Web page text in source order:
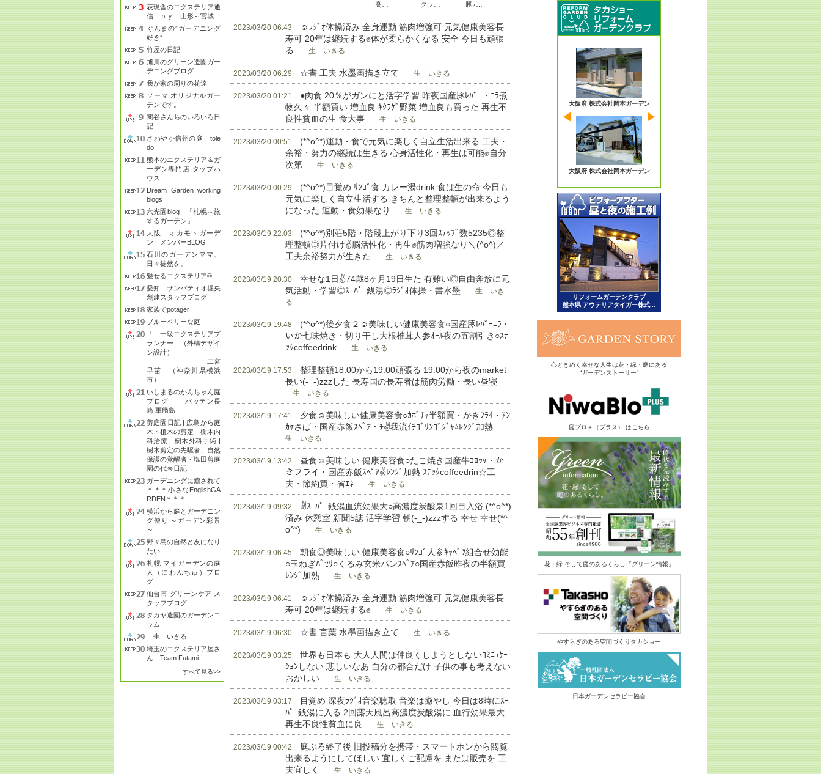
表現舎のエクステリア通
信 ｂｙ 山形～宮城
ぐんまの”ガーデニング
好き”
竹屋の日記
旭川のグリーン造園ガー
デニングブログ
我が家の周りの花達
ソーマ オリジナルガー
デンです。
関谷さんちのいろいろ日
記
さわやか信州の庭 tole
do
熊本のエクステリア＆ガ
ーデン専門店 タップハ
ウス
Dream Garden working
blogs
六光園blog 「札幌～旅
するガーデン」
大阪 オカモトガーデ
ン メンバーBLOG
石川のガーデンママ、
日々徒然を。
魅せるエクステリア®
愛知 サンパティオ堀央
創建スタッフブログ
家族でpotager
ブルーベリーな庭
「 一級エクステリアプ
ランナー （外構デザイ
ン設計） 」
二宮
早苗 （神奈川県横浜
市）
いしまるのかんちゃん庭
ブログ バッテン長
崎 軍艦島
剪庭園日記 | 広島から庭
木・植木の剪定｜樹木内
科治療、樹木外科手術 |
樹木剪定の先駆者、自然
保護の覚醒者・塩田剪庭
園の代表日記
ガーデニングに癒されて
＊＊＊小さなEnglishGA
RDEN＊＊＊
横浜から庭とガーデニン
グ便り ～ガーデン彩景
～
野々島の自然と友になり
たい
札幌 マイガーデンの庭
人（にわんちゅ）ブロ
グ
仙台市 グリーンケア ス
タッフブログ
タカヤ造園のガーデンコ
ラム
生 いきる
埼玉のエクステリア屋さ
ん Team Futami
すべて見る>>
高…
クラ…
豚ﾚ…
2023/03/20 06:43
☺ﾗｼﾞｵ体操済み 全身運動 筋肉増強可 元気健康美容長
寿可 20年は継続する✊体が柔らかくなる 安全 今日も頑張
る
生 いきる
2023/03/20 06:29 ☆書 工夫 水墨画描き立て 生 いきる
2023/03/20 01:21
●肉食 20％がガンにと活字学習 昨夜国産豚ﾚﾊﾞｰ・ﾆﾗ煮
物久々 半額買い 増血良 ｷｸﾗｹﾞ野菜 増血良も買った 再生不
良性貧血の生 食大事 生 いきる
2023/03/20 00:51
(*^o^*)運動・食で元気に楽しく自立生活出来る 工夫・
余裕・努力の継続は生きる 心身活性化・再生は可能✊自分
次第 生 いきる
2023/03/20 00:29
(*^o^*)目覚め ﾘﾝｺﾞ食 カレー湯drink 食は生の命 今日も
元気に楽しく自立生活する きちんと整理整頓が出来るよう
になった 運動・食効果なり
生 いきる
2023/03/19 22:03
(*^o^*)別荘5階・階段上がり下り3回ｽﾃｯﾌﾟ数5235◎整
理整頓◎片付け✌脳活性化・再生✊筋肉増強なり＼(^o^)／
工夫余裕努力が生きた
生 いきる
2023/03/19 20:30
幸せな1日✌74歳8ヶ月19日生た 有難い◎自由奔放に元
気活動・学習◎ｽｰﾊﾟｰ銭湯◎ﾗｼﾞｵ体操・書水墨 生 いき
る
2023/03/19 19:48
(*^o^*)後夕食２☺美味しい健康美容食○国産豚ﾚﾊﾞｰﾆﾗ・
いか七味焼き・切り干し大根椎茸人参ｵｰﾙ夜の五割引き○ｽﾃ
ｯｸcoffeedrink 生 いきる
2023/03/19 17:53
整理整頓18:00から19:00頑張る 19:00から夜のmarket
長い(-_-)zzzした 長寿国の長寿者は筋肉労働・長い昼寝
生 いきる
2023/03/19 17:41
夕食☺美味しい健康美容食○ｶﾎﾞﾁｬ半額買・かきﾌﾗｲ・ｱﾝ
ｶｹさば・国産赤飯ｽﾍﾟｱ・ﾁ✌我流ｲﾁｺﾞﾘﾝｺﾞｼﾞｬﾑﾚﾝｼﾞ加熱
生 いきる
2023/03/19 13:42
昼食☺美味しい 健康美容食○たこ焼き国産牛ｺﾛｯｹ・か
きフライ・国産赤飯ｽﾍﾟｱ✌ﾚﾝｼﾞ加熱 ｽﾃｯｸcoffeedrin☆工
夫・節約買・省ｴﾈ 生 いきる
2023/03/19 09:32
✌ｽｰﾊﾟｰ銭湯血流効果大○高濃度炭酸泉1回目入浴 (*^o^*)
済み 休憩室 新聞5誌 活字学習 朝(-_-)zzzする 幸せ 幸せ(*^
o^*) 生 いきる
2023/03/19 06:45
朝食◎美味しい 健康美容食○ﾘﾝｺﾞ人参ｷｬﾍﾞﾂ組合せ効能
○玉ねぎﾊﾟｾﾘ○くるみ玄米パンｽﾍﾟｱ○国産赤飯昨夜の半額買
ﾚﾝｼﾞ加熱 生 いきる
2023/03/19 06:41
☺ﾗｼﾞｵ体操済み 全身運動 筋肉増強可 元気健康美容長
寿可 20年は継続する✊ 生 いきる
2023/03/19 06:30 ☆書 言葉 水墨画描き立て 生 いきる
2023/03/19 03:25
世界も日本も 大人人間は仲良くしようとしないｺﾐﾆｭｹｰ
ｼｮﾝしない 悲しいなあ 自分の都合だけ 子供の事も考えない
おかしい 生 いきる
2023/03/19 03:17
目覚め 深夜ﾗｼﾞｵ音楽聴取 音楽は癒やし 今日は8時にｽｰ
ﾊﾟｰ銭湯に入る 2回露天風呂高濃度炭酸湯に 血行効果最大
再生不良性貧血に良
生 いきる
2023/03/19 00:42
庭ぶろ終了後 旧投稿分を携帯・スマートホンから閲覧
出来るようにしてほしい 宜しくご配慮を または販売を 工
夫宜しく
生 いきる
心ときめく幸せな人生は花・緑・庭にある
“ガーデンストーリー”
庭ブロ＋（プラス） はこちら
花・緑 そして庭のあるくらし『グリーン情報』
やすらぎのある空間づくりタカショー
日本ガーデンセラピー協会